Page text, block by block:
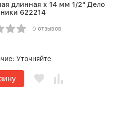
длинная х 14 мм 1/2" Дело
622214
0 отзывов
Уточняйте